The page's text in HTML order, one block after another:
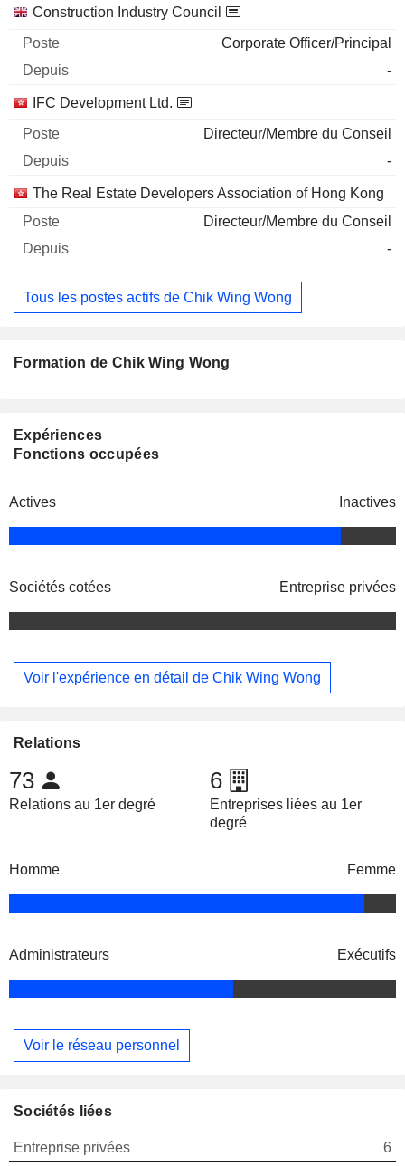
Construction Industry Council
Corporate Officer/Principal
-
IFC Development Ltd.
Directeur/Membre du Conseil
-
The Real Estate Developers Association of Hong Kong
Directeur/Membre du Conseil
-
Tous les postes actifs de Chik Wing Wong
Formation de Chik Wing Wong
Expériences
Fonctions occupées
Actives Inactives
Sociétés cotées Entreprise privées
Voir l'expérience en détail de Chik Wing Wong
Relations
73
Relations au 1er degré
6
Entreprises liées au 1er
degré
Homme Femme
Administrateurs Exécutifs
Voir le réseau personnel
Sociétés liées
Entreprise privées
6